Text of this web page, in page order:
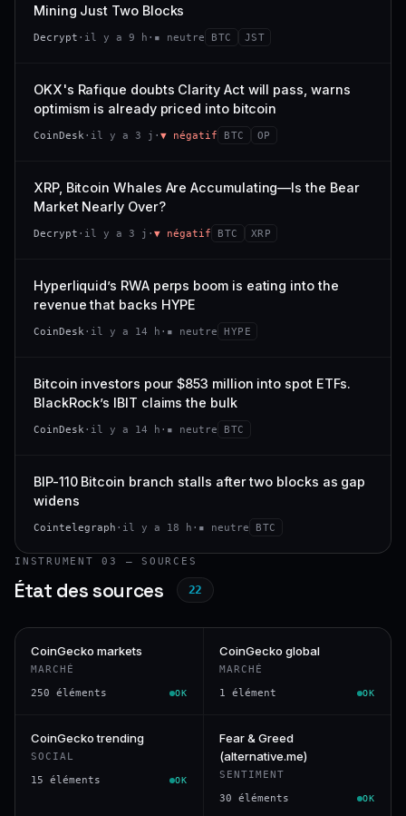
CONFIANCE
VAR. 7 J
−3,0 %
CONFIANCE
; prix collé au bas de son range 7 j (0 % de l'amplitude),
momentum 24 h dégradé (−2,7 %).
21,1 Md$ 3,8 M$
0,0 % −3,2 %
−5,6 % #9
CONFIANCE
Mining Just Two Blocks
Decrypt · il y a 9 h · ▪ neutre BTC JST
OKX's Rafique doubts Clarity Act will pass, warns
optimism is already priced into bitcoin
CoinDesk · il y a 3 j · ▼ négatif BTC OP
XRP, Bitcoin Whales Are Accumulating—Is the Bear
Market Nearly Over?
Decrypt · il y a 3 j · ▼ négatif BTC XRP
Hyperliquid’s RWA perps boom is eating into the
revenue that backs HYPE
CoinDesk · il y a 14 h · ▪ neutre HYPE
Bitcoin investors pour $853 million into spot ETFs.
BlackRock’s IBIT claims the bulk
CoinDesk · il y a 14 h · ▪ neutre BTC
BIP-110 Bitcoin branch stalls after two blocks as gap
widens
Cointelegraph · il y a 18 h · ▪ neutre BTC
INSTRUMENT 03 — SOURCES
État des sources 22
CoinGecko markets
MARCHÉ
250 éléments OK
CoinGecko global
MARCHÉ
1 élément OK
CoinGecko trending
SOCIAL
15 éléments OK
Fear & Greed
(alternative.me)
SENTIMENT
30 éléments OK